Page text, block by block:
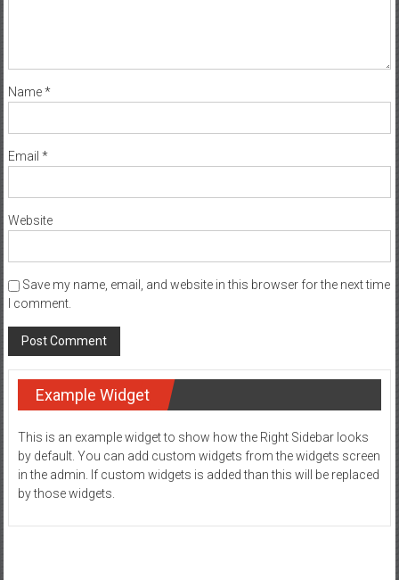
Name*
Email *
Website
Save my name, email, and website in this browser for the next time
I comment.
Example Widget
This is an example widget to show how the Right Sidebar looks
by default. You can add custom widgets from the widgets screen
in the admin. If custom widgets is added than this will be replaced
by those widgets.